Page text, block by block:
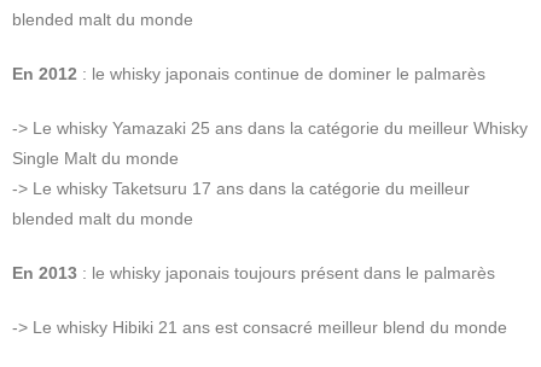
blended malt du monde
En 2012 : le whisky japonais continue de dominer le palmarès
-> Le whisky Yamazaki 25 ans dans la catégorie du meilleur Whisky
Single Malt du monde
-> Le whisky Taketsuru 17 ans dans la catégorie du meilleur
blended malt du monde
En 2013 : le whisky japonais toujours présent dans le palmarès
-> Le whisky Hibiki 21 ans est consacré meilleur blend du monde